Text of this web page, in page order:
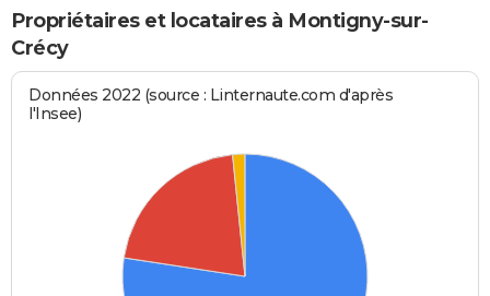
Propriétaires et locataires à Montigny-sur-
Crécy
Données 2022 (source : Linternaute.com d'après
l'Insee)